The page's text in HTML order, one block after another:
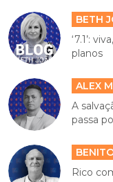
BETH
‘7.1’:
planos
ALEX
A
passa
Rico